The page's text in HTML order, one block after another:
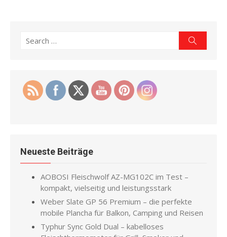
Search
Neueste Beiträge
AOBOSI Fleischwolf AZ-MG102C im Test –
kompakt, vielseitig und leistungsstark
Weber Slate GP 56 Premium – die perfekte
mobile Plancha für Balkon, Camping und Reisen
Typhur Sync Gold Dual – kabelloses